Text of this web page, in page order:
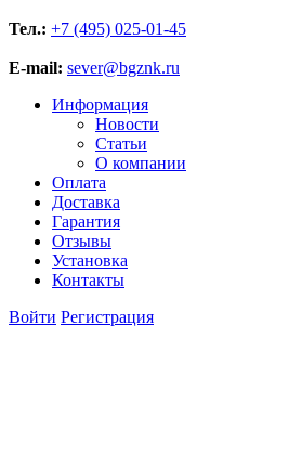
Тел.: +7 (495) 025-01-45
E-mail: sever@bgznk.ru
Информация
Новости
Статьи
О компании
Оплата
Доставка
Гарантия
Отзывы
Установка
Контакты
Войти Регистрация